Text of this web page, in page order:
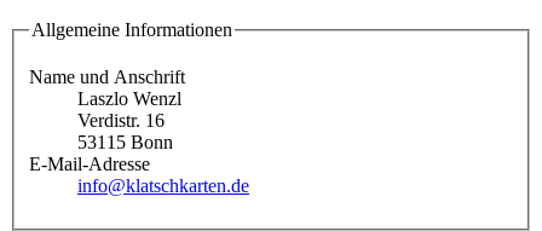
Allgemeine Informationen
Name und Anschrift
Laszlo Wenzl
Verdistr. 16
53115 Bonn
E-Mail-Adresse
info@klatschkarten.de